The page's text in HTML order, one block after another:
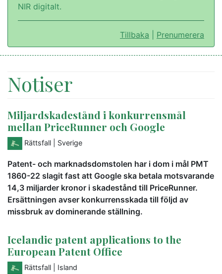
NIR digitalt.
Tillbaka Prenumerera
Notiser
Miljardskadestånd i konkurrensmål
mellan PriceRunner och Google
Rättsfall | Sverige
Patent- och marknadsdomstolen har i dom i mål PMT
1860-22 slagit fast att Google ska betala motsvarande
14,3 miljarder kronor i skadestånd till PriceRunner.
Ersättningen avser konkurrensskada till följd av
missbruk av dominerande ställning.
Icelandic patent applications to the
European Patent Office
Rättsfall | Island